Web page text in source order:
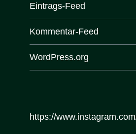
Eintrags-Feed
Kommentar-Feed
WordPress.org
https://